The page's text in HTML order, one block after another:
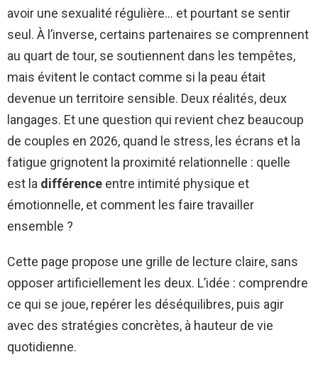
avoir une sexualité régulière… et pourtant se sentir
seul. À l’inverse, certains partenaires se comprennent
au quart de tour, se soutiennent dans les tempêtes,
mais évitent le contact comme si la peau était
devenue un territoire sensible. Deux réalités, deux
langages. Et une question qui revient chez beaucoup
de couples en 2026, quand le stress, les écrans et la
fatigue grignotent la proximité relationnelle : quelle
est la différence entre intimité physique et
émotionnelle, et comment les faire travailler
ensemble ?
Cette page propose une grille de lecture claire, sans
opposer artificiellement les deux. L’idée : comprendre
ce qui se joue, repérer les déséquilibres, puis agir
avec des stratégies concrètes, à hauteur de vie
quotidienne.